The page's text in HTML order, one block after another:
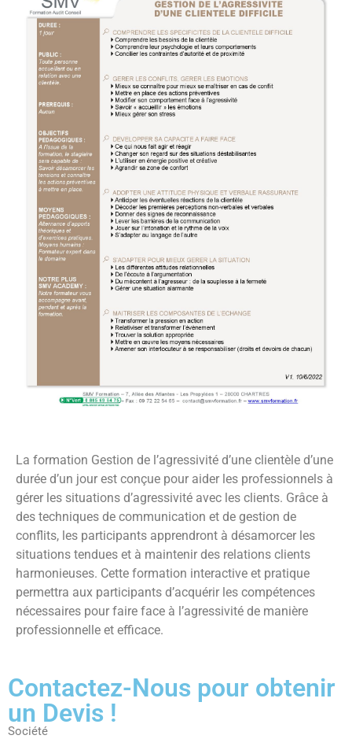
La formation Gestion de l’agressivité d’une clientèle d’une
durée d’un jour est conçue pour aider les professionnels à
gérer les situations d’agressivité avec les clients. Grâce à
des techniques de communication et de gestion de
conflits, les participants apprendront à désamorcer les
situations tendues et à maintenir des relations clients
harmonieuses. Cette formation interactive et pratique
permettra aux participants d’acquérir les compétences
nécessaires pour faire face à l’agressivité de manière
professionnelle et efficace.
Contactez-Nous pour obtenir
un Devis !
Société